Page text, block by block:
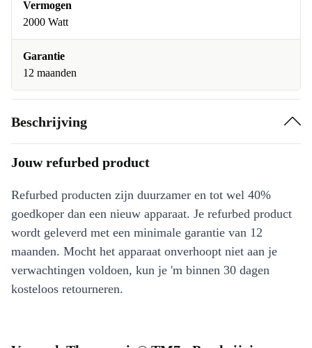
Vermogen
2000 Watt
Garantie
12 maanden
Beschrijving
Jouw refurbed product
Refurbed producten zijn duurzamer en tot wel 40%
goedkoper dan een nieuw apparaat. Je refurbed product
wordt geleverd met een minimale garantie van 12
maanden. Mocht het apparaat onverhoopt niet aan je
verwachtingen voldoen, kun je 'm binnen 30 dagen
kosteloos retourneren.